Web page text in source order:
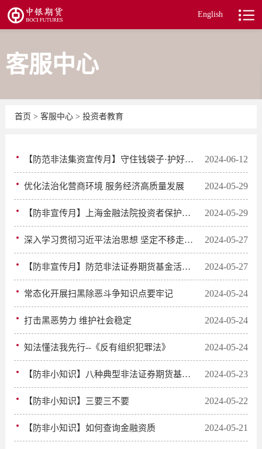
English
客服中心
首页 > 客服中心 > 投资者教育
【防范非法集资宣传月】守住钱袋子·护好幸福家 2024-06-12
优化法治化营商环境 服务经济高质量发展 2024-05-29
【防非宣传月】上海金融法院投资者保护典型案例 2024-05-29
深入学习贯彻习近平法治思想 坚定不移走中国特色社会主义法治道路 2024-05-27
【防非宣传月】防范非法证券期货基金活动知识普及 2024-05-27
常态化开展扫黑除恶斗争知识点要牢记 2024-05-24
打击黑恶势力 维护社会稳定 2024-05-24
知法懂法我先行--《反有组织犯罪法》 2024-05-24
【防非小知识】八种典型非法证券期货基金活动 2024-05-23
【防非小知识】三要三不要 2024-05-22
【防非小知识】如何查询金融资质 2024-05-21